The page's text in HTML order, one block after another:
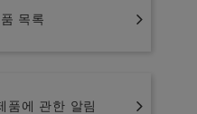
목록
품에 관한 알림